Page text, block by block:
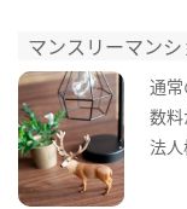
マンスリーマンシ
通
数料
法